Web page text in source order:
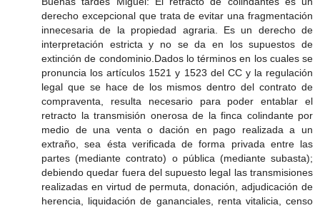
derecho excepcional que trata de evitar una fragmentación
innecesaria de la propiedad agraria. Es un derecho de
interpretación estricta y no se da en los supuestos de
extinción de condominio.Dados lo términos en los cuales se
pronuncia los artículos 1521 y 1523 del CC y la regulación
legal que se hace de los mismos dentro del contrato de
compraventa, resulta necesario para poder entablar el
retracto la transmisión onerosa de la finca colindante por
medio de una venta o dación en pago realizada a un
extraño, sea ésta verificada de forma privada entre las
partes (mediante contrato) o pública (mediante subasta);
debiendo quedar fuera del supuesto legal las transmisiones
realizadas en virtud de permuta, donación, adjudicación de
herencia, liquidación de gananciales, renta vitalicia, censo